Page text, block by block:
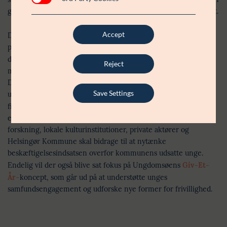
gøre en forskel i børn og unges liv og øge den sociale mobilitet.
Derfor vil Lauritzen Fonden igen sætte fokus på tre sociale
projekter under prisarrangementet den 18. september. I år
drejer det sig om
Energi til hinanden
, der er et samarbejde
mellem Esbjerg kommune, Socialt Udviklingscenter (SUS) og
Den Sociale Kapitalfond som skal bringe ny energi til unge i
udsatte positioner som af forskellige årsager har svært ved at
finde deres vej ind i uddannelse og arbejde.
er en unik beskæftigelsesindsats, hvor et samarbejde mellem
forskning, lokale kulturinstitutioner, private aktører og
Helsingør Kommune skal bidrage til at nytænke
beskæftigelsesindsatsen overfor kommunens udsatte unge.
Endelig vil der også blive sat fokus på Ungdomsøens Giv-Et-
År–koncept, som går ud på at understøtte unges
samfundsengagement og udforske nye former for frivillighed.
Accept
Reject
Save Settings